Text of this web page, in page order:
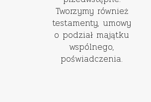
Tworzymy również
testamenty, umowy
o podział majątku
wspólnego,
poświadczenia.